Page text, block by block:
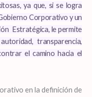
ya que, si se logra
Corporativo y un
Estratégica, le permite
transparencia,
el camino hacia el
en la definición de